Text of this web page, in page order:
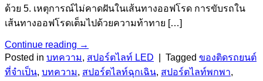
ด้วย 5. เหตุการณ์ไม่คาดฝันในเส้นทางออฟโรด การขับรถใน
เส้นทางออฟโรดเต็มไปด้วยความท้าทาย […]
Continue reading →
Posted in บทความ, สปอร์ตไลท์ LED Tagged ของติดรถยนต์
ที่จำเป็น, บทความ, สปอร์ตไลท์ฉุกเฉิน, สปอร์ตไลท์พกพา,